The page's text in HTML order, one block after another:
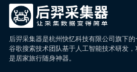
后羿采集器是杭州快忆科技有限公司旗下
谷歌搜索技术团队基于人工智能技术研发
是居家旅行随身神器。